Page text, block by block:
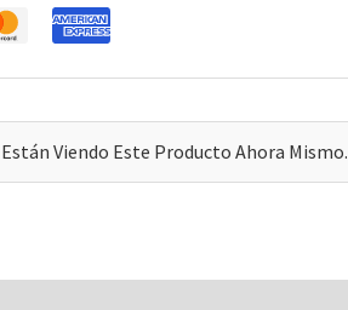
Están Viendo Este Producto Ahora Mismo.